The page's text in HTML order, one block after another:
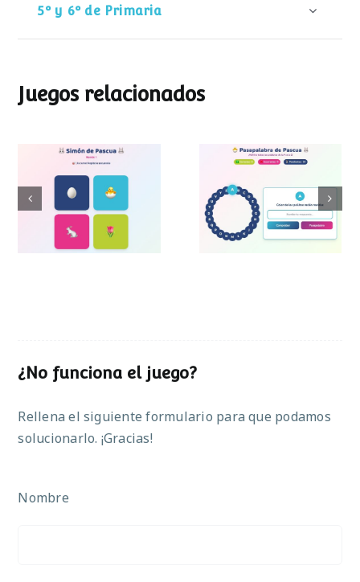
5º y 6º de Primaria
Juegos relacionados
Simon de Pascua
Pasapalabra de
Pascua
¿No funciona el juego?
Rellena el siguiente formulario para que podamos
solucionarlo. ¡Gracias!
Nombre